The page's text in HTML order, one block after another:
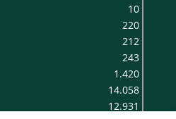
10
220
212
243
1.420
14.058
12.931